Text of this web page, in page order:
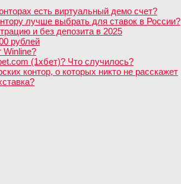
есть виртуальный демо счет?
лучше выбрать для ставок в России?
и без депозита в 2025
рублей
Winline?
(1хбет)? Что случилось?
контор, о которых никто не расскажет